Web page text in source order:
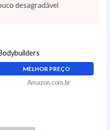
desagradável
MELHOR PREÇO
Amazon.com.br